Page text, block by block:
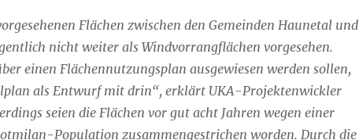
Flächen zwischen den Gemeinden Haunetal und
nicht weiter als Windvorrangflächen vorgesehen.
einen Flächennutzungsplan ausgewiesen werden sollen,
als Entwurf mit drin“, erklärt UKA-Projektenwickler
seien die Flächen vor gut acht Jahren wegen einer
Population zusammengestrichen worden. Durch die